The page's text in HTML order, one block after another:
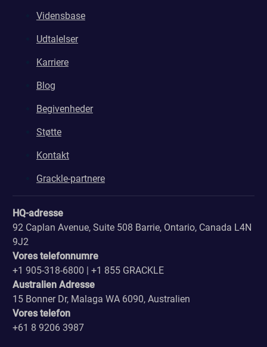
Vidensbase
Udtalelser
Karriere
Blog
Begivenheder
Støtte
Kontakt
Grackle-partnere
HQ-adresse
92 Caplan Avenue, Suite 508 Barrie, Ontario, Canada L4N
9J2
Vores telefonnumre
+1 905-318-6800 | +1 855 GRACKLE
Australien Adresse
15 Bonner Dr, Malaga WA 6090, Australien
Vores telefon
+61 8 9206 3987